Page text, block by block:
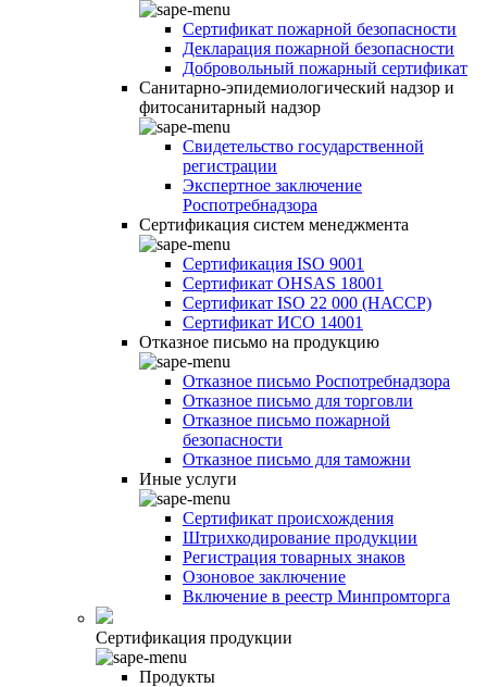
Сертификат пожарной безопасности
Декларация пожарной безопасности
Добровольный пожарный сертификат
Санитарно-эпидемиологический надзор и
фитосанитарный надзор
Свидетельство государственной
регистрации
Экспертное заключение
Роспотребнадзора
Сертификация систем менеджмента
Сертификация ISO 9001
Сертификат OHSAS 18001
Сертификат ISO 22 000 (НАССР)
Сертификат ИСО 14001
Отказное письмо на продукцию
Отказное письмо Роспотребнадзора
Отказное письмо для торговли
Отказное письмо пожарной
безопасности
Отказное письмо для таможни
Иные услуги
Сертификат происхождения
Штрихкодирование продукции
Регистрация товарных знаков
Озоновое заключение
Включение в реестр Минпромторга
Сертификация продукции
Продукты